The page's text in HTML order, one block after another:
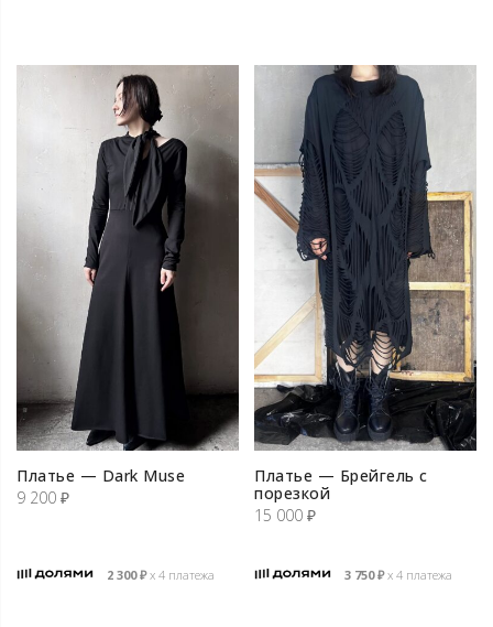
Платье — Dark Muse
9 200 ₽
2 300₽х 4 платежа
Платье — Брейгель с
порезкой
15 000 ₽
3 750₽х 4 платежа